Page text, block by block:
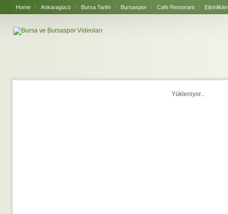
Home Ankaragücü Bursa Tarihi Bursaspor Cafe Restorant Etkinlikler
Yükleniyor...